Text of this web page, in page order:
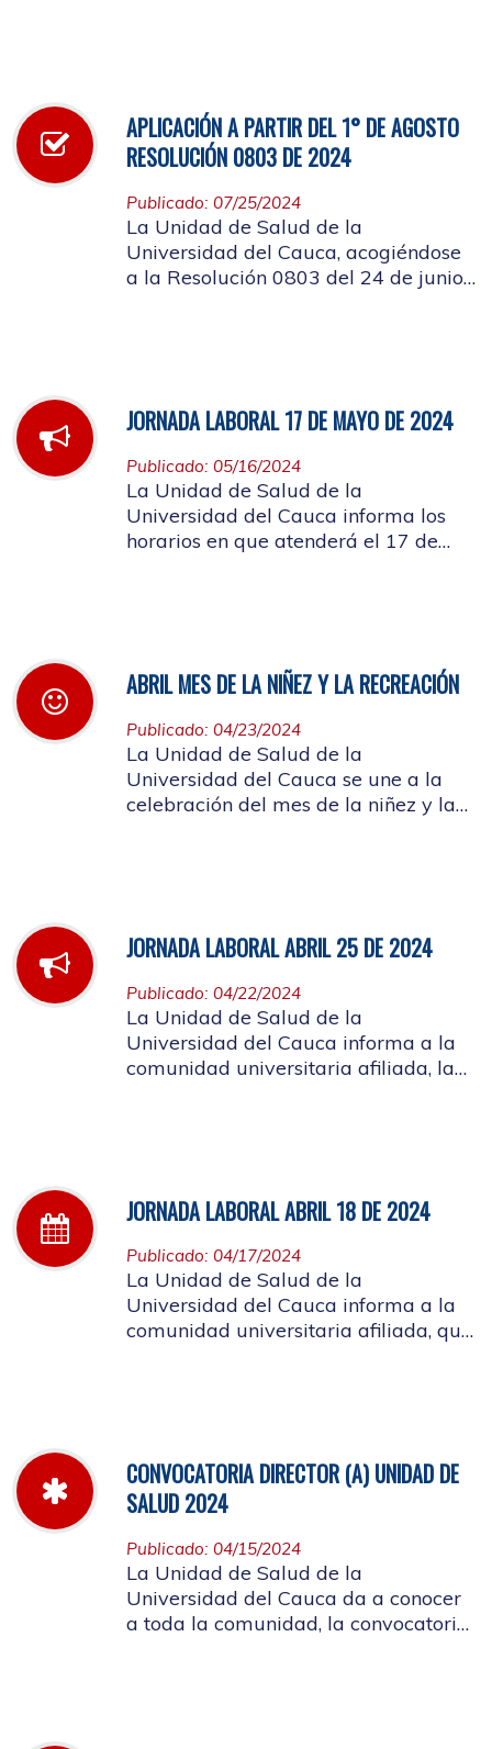
APLICACIÓN A PARTIR DEL 1° DE AGOSTO
RESOLUCIÓN 0803 DE 2024
Publicado: 07/25/2024
La Unidad de Salud de la
Universidad del Cauca, acogiéndose
a la Resolución 0803 del 24 de junio
JORNADA LABORAL 17 DE MAYO DE 2024
Publicado: 05/16/2024
La Unidad de Salud de la
Universidad del Cauca informa los
horarios en que atenderá el 17 de
ABRIL MES DE LA NIÑEZ Y LA RECREACIÓN
Publicado: 04/23/2024
La Unidad de Salud de la
Universidad del Cauca se une a la
celebración del mes de la niñez y la
JORNADA LABORAL ABRIL 25 DE 2024
Publicado: 04/22/2024
La Unidad de Salud de la
Universidad del Cauca informa a la
comunidad universitaria afiliada, la
JORNADA LABORAL ABRIL 18 DE 2024
Publicado: 04/17/2024
La Unidad de Salud de la
Universidad del Cauca informa a la
comunidad universitaria afiliada, que
CONVOCATORIA DIRECTOR (A) UNIDAD DE
SALUD 2024
Publicado: 04/15/2024
La Unidad de Salud de la
Universidad del Cauca da a conocer
a toda la comunidad, la convocatoria